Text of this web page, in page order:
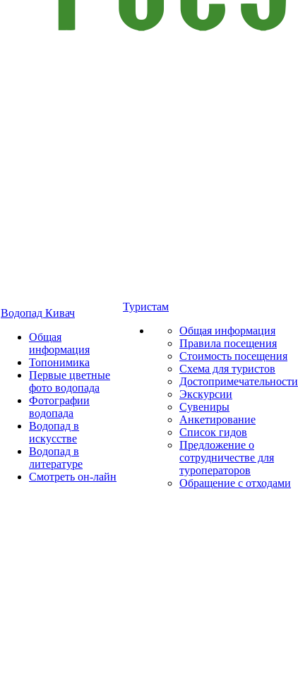
Водопад Кивач
Общая
информация
Топонимика
Первые цветные
фото водопада
Фотографии
водопада
Водопад в
искусстве
Водопад в
литературе
Смотреть он-лайн
Туристам
Общая информация
Правила посещения
Стоимость посещения
Схема для туристов
Достопримечательности
Экскурсии
Сувениры
Анкетирование
Список гидов
Предложение о
сотрудничестве для
туроператоров
Обращение с отходами